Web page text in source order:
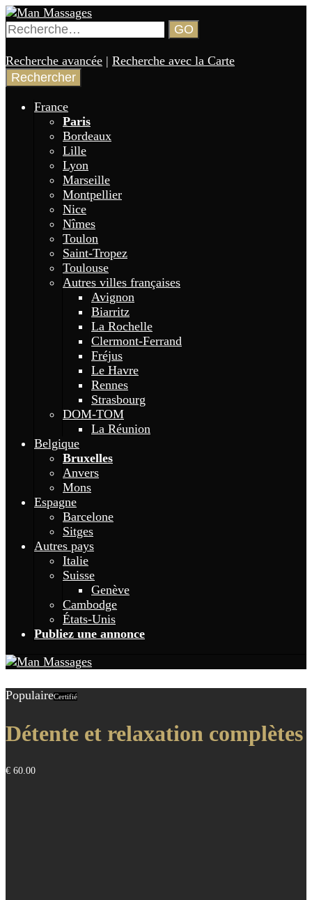
Aller
au
contenu
principal
Man Massages
Rechercher : GO
Recherche avancée | Recherche avec la Carte
France
Paris
Bordeaux
Lille
Lyon
Marseille
Montpellier
Nice
Nîmes
Toulon
Saint-Tropez
Toulouse
Autres villes françaises
Avignon
Biarritz
La Rochelle
Clermont-Ferrand
Fréjus
Le Havre
Rennes
Strasbourg
DOM-TOM
La Réunion
Belgique
Bruxelles
Anvers
Mons
Espagne
Barcelone
Sitges
Autres pays
Italie
Suisse
Genève
Cambodge
États-Unis
Publiez une annonce
PopulaireCertifié
Détente et relaxation complètes
€ 60.00